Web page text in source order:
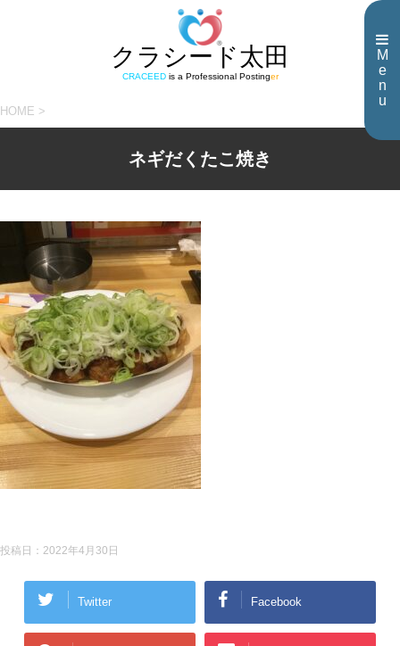
M
e
n
u
クラシード太田
CRACEEDis a Professional Postinger
HOME >
ネギだくたこ焼き
投稿日： 2022年4月30日
Twitter Facebook